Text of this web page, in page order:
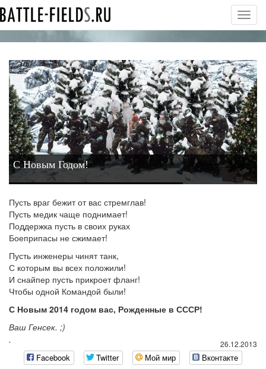
С Новым Годом!
Пусть враг бежит от вас стремглав!
Пусть медик чаще поднимает!
Поддержка пусть в своих руках
Боеприпасы не сжимает!
Пусть инженеры чинят танк,
С которым вы всех положили!
И снайпер пусть прикроет фланг!
Чтобы одной Командой были!
С Новым 2014 годом вас, Рожденные в СССР!
Ваш Генсек. ;)
26.12.2013
`
Facebook Twitter Мой мир
Вконтакте